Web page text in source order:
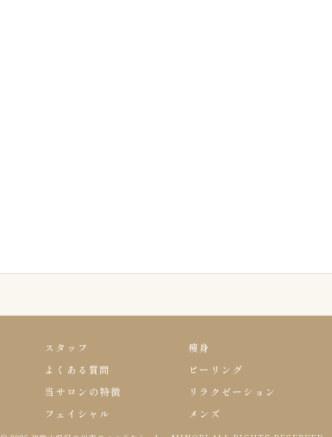
スタッフ
よくある質問
当サロンの特徴
フェイシャル
痩身
ピーリング
リラクゼーション
メンズ